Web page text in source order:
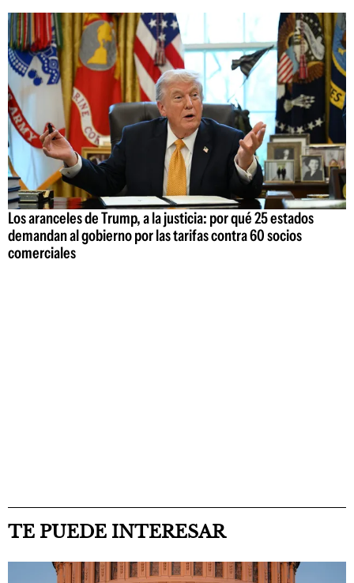
Los aranceles de Trump, a la justicia: por qué 25 estados
demandan al gobierno por las tarifas contra 60 socios
comerciales
TE PUEDE INTERESAR